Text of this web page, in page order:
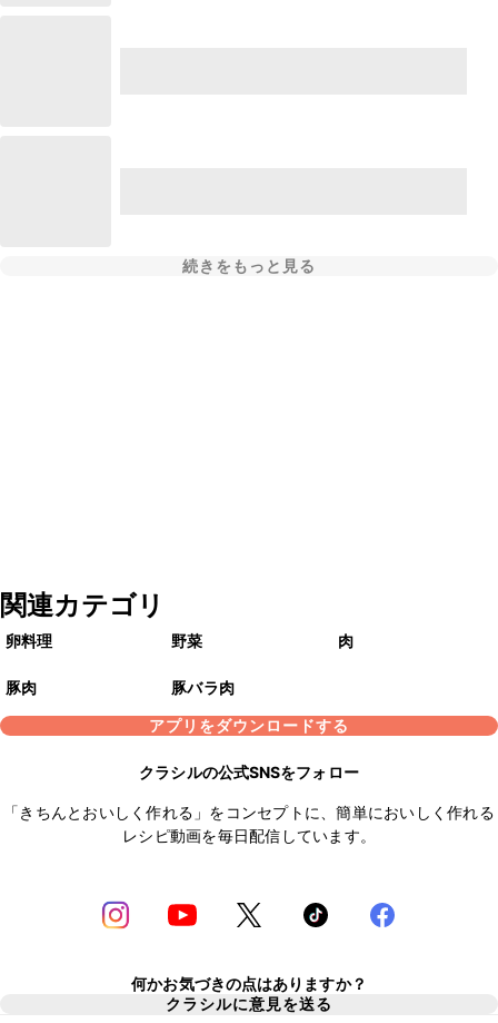
続きをもっと見る
関連カテゴリ
卵料理 野菜 肉
豚肉
豚バラ肉
アプリをダウンロードする
クラシルの公式SNSをフォロー
「きちんとおいしく作れる」をコンセプトに、簡単においしく作れる
レシピ動画を毎日配信しています。
何かお気づきの点はありますか？
クラシルに意見を送る